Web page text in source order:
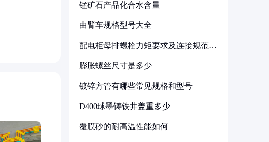
锰矿石产品化合水含量
曲臂车规格型号大全
配电柜母排螺栓力矩要求及连接规范详
膨胀螺丝尺寸是多少
镀锌方管有哪些常见规格和型号
D400球墨铸铁井盖重多少
覆膜砂的耐高温性能如何